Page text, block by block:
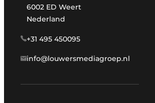
6002 ED Weert
Nederland
+31 495 450095
info@louwersmediagroep.nl